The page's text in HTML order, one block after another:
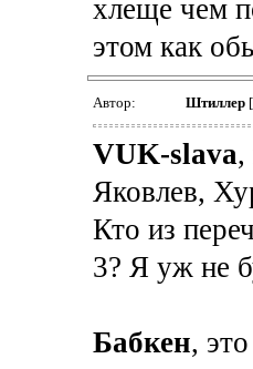
хлеще чем
этом как
Автор: Штиллер[
VUK-slava,
Яковлев,
Кто из
3? Я уж не
Бабкен,